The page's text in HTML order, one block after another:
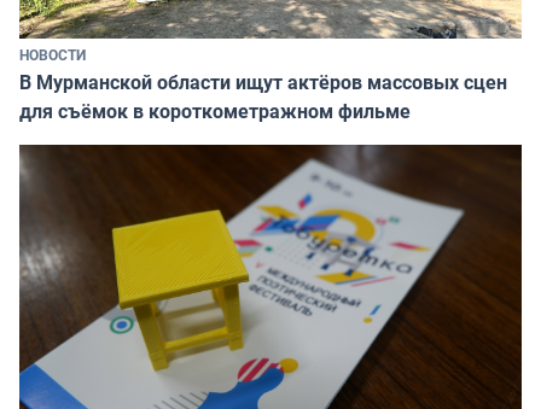
НОВОСТИ
В Мурманской области ищут актёров массовых сцен
для съёмок в короткометражном фильме